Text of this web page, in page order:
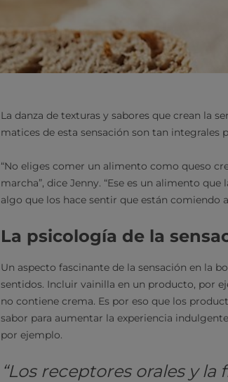
La danza de texturas y sabores que crean la
matices de esta sensación son tan integrales
“No eliges comer un alimento como queso
marcha”, dice Jenny. “Ese es un alimento
algo que los hace sentir que están comiendo
La psicología de la
Un aspecto fascinante de la sensación en la
sentidos. Incluir vainilla en un producto, por
no contiene crema. Es por eso que los
sabor para aumentar la experiencia
por ejemplo.
“Los receptores orales y